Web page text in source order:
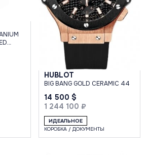
HUBLOT
BIG BANG GOLD CERAMIC 44
14 500 $
1 244 100 ₽
ИДЕАЛЬНОЕ
КОРОБКА / ДОКУМЕНТЫ